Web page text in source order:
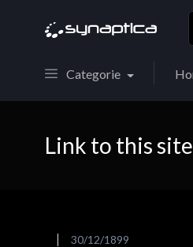
Categorie
Link to this site
30/12/1899